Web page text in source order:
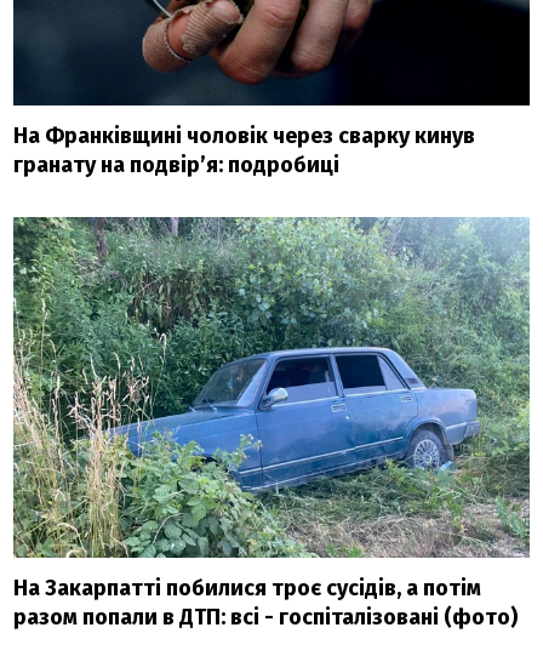
На Франківщині чоловік через сварку кинув
гранату на подвір’я: подробиці
На Закарпатті побилися троє сусідів, а потім
разом попали в ДТП: всі - госпіталізовані (фото)